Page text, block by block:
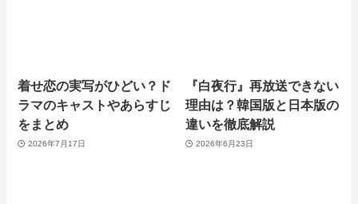
着せ恋の実写がひどい？ド
ラマのキャストやあらすじ
をまとめ
2026年7月17日
『白夜行』再放送できない
理由は？韓国版と日本版の
違いを徹底解説
2026年6月23日